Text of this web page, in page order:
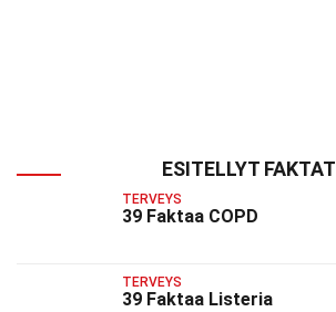
ESITELLYT FAKTAT
TERVEYS
39 Faktaa COPD
TERVEYS
39 Faktaa Listeria